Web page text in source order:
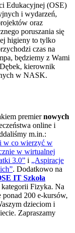
Edukacyjnej (OSE)
i wydarzeń,
oraz
poruszania się
higieny to tylko
czas na
będziemy z Wami
kierownik
w NASK.
premiernowych
online i
m.in.:
w co wierzyć w
w wirtualnej
3.0” i „Aspiracje
. Dodatkowo na
IT Szkoła
Fizyka. Na
200 e-kursów,
dzieciom i
Zapraszamy